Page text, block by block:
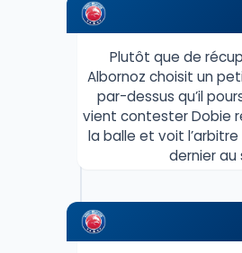
Plutôt que de
Albornoz choisit un
par-dessus qu’il
vient contester Dobie
la balle et voit
dernier au